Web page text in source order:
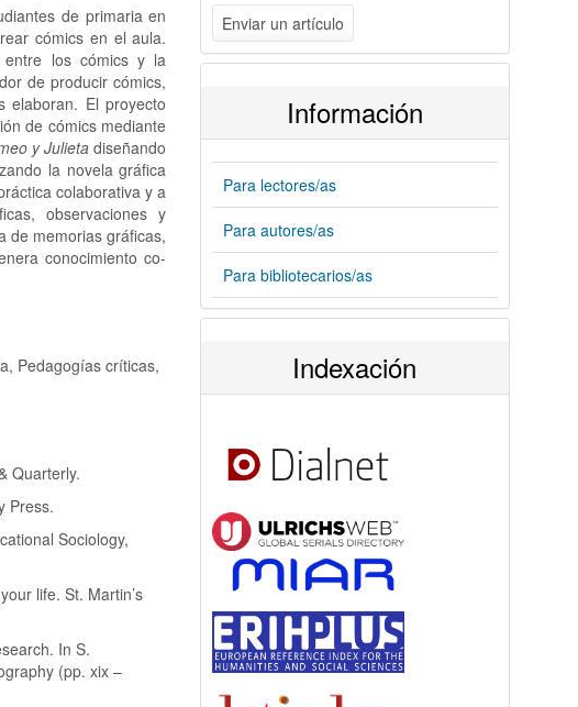
de primaria en
cómics en el aula.
entre los cómics y la
de producir cómics,
El proyecto
de cómics mediante
y Julieta diseñando
la novela gráfica
colaborativa y a
observaciones y
de memorias gráficas,
conocimiento co-
Pedagogías críticas,
Quarterly.
Press.
Sociology,
life. St. Martin’s
In S.
(pp. xix –
Enviar un artículo
Información
Para lectores/as
Para autores/as
Para bibliotecarios/as
Indexación